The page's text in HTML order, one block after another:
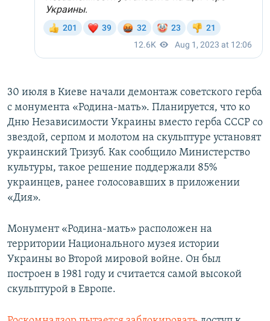
30 июля в Киеве начали демонтаж советского герба
с монумента «Родина-мать». Планируется, что ко
Дню Независимости Украины вместо герба СССР со
звездой, серпом и молотом на скульптуре установят
украинский Тризуб. Как сообщило Министерство
культуры, такое решение поддержали 85%
украинцев, ранее голосовавших в приложении
«Дия».
Монумент «Родина-мать» расположен на
территории Национального музея истории
Украины во Второй мировой войне. Он был
построен в 1981 году и считается самой высокой
скульптурой в Европе.